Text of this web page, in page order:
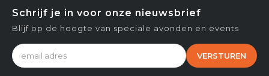
Schrijf je in voor onze nieuwsbrief
Blijf op de hoogte van speciale avonden en events
VERSTUREN